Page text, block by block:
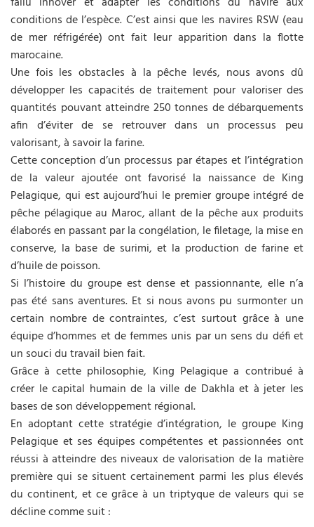
conditions de l’espèce. C’est ainsi que les navires RSW (eau
de mer réfrigérée) ont fait leur apparition dans la flotte
marocaine.
Une fois les obstacles à la pêche levés, nous avons dû
développer les capacités de traitement pour valoriser des
quantités pouvant atteindre 250 tonnes de débarquements
afin d’éviter de se retrouver dans un processus peu
valorisant, à savoir la farine.
Cette conception d’un processus par étapes et l’intégration
de la valeur ajoutée ont favorisé la naissance de King
Pelagique, qui est aujourd’hui le premier groupe intégré de
pêche pélagique au Maroc, allant de la pêche aux produits
élaborés en passant par la congélation, le filetage, la mise en
conserve, la base de surimi, et la production de farine et
d’huile de poisson.
Si l’histoire du groupe est dense et passionnante, elle n’a
pas été sans aventures. Et si nous avons pu surmonter un
certain nombre de contraintes, c’est surtout grâce à une
équipe d’hommes et de femmes unis par un sens du défi et
un souci du travail bien fait.
Grâce à cette philosophie, King Pelagique a contribué à
créer le capital humain de la ville de Dakhla et à jeter les
bases de son développement régional.
En adoptant cette stratégie d’intégration, le groupe King
Pelagique et ses équipes compétentes et passionnées ont
réussi à atteindre des niveaux de valorisation de la matière
première qui se situent certainement parmi les plus élevés
du continent, et ce grâce à un triptyque de valeurs qui se
décline comme suit :